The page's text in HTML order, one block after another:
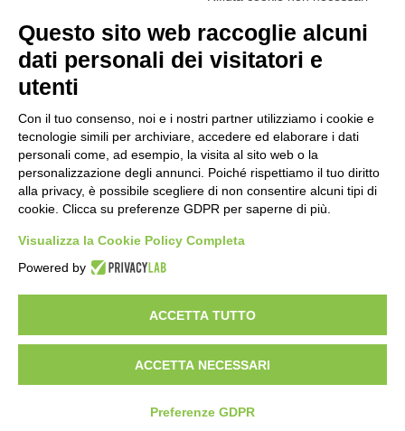
nel pieno della stagione turistica
4 ore fa
Madonna della Neve al Rifugio Ciao
Pais
15 ore fa
Pininfarina, Davide Loris Amantea è il
nuovo Chief Creative Officer
1 giorno fa
Cesana Torinese: il secondo weekend di
agosto apre il cuore dell’estate
2 giorni fa
Privacy Policy
Questo sito web raccoglie alcuni
dati personali dei visitatori e
utenti
Con il tuo consenso, noi e i nostri partner utilizziamo i cookie e
tecnologie simili per archiviare, accedere ed elaborare i dati
personali come, ad esempio, la visita al sito web o la
personalizzazione degli annunci. Poiché rispettiamo il tuo diritto
alla privacy, è possibile scegliere di non consentire alcuni tipi di
cookie. Clicca su preferenze GDPR per saperne di più.
Visualizza la Cookie Policy Completa
Powered by
ACCETTA TUTTO
ACCETTA NECESSARI
Preferenze GDPR